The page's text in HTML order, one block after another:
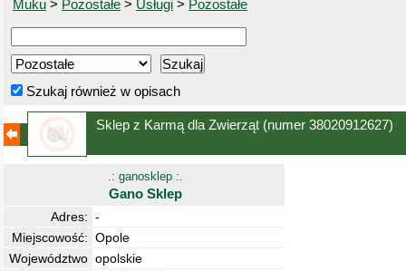
Muku > Pozostałe > Usługi > Pozostałe
Szukaj również w opisach
Sklep z Karmą dla Zwierząt (numer 38020912627)
.: ganosklep :.
Gano Sklep
Adres: -
Miejscowość: Opole
Województwo opolskie